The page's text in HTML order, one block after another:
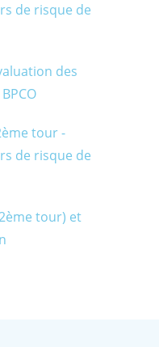
de risque de
des
tour -
de risque de
tour) et